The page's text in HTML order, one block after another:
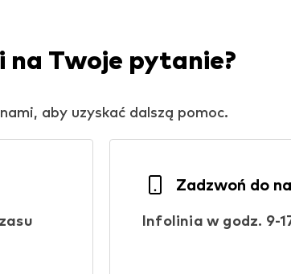
na Twoje pytanie?
aby uzyskać dalszą pomoc.
Zadzwoń do
Infolinia w godz. 9-